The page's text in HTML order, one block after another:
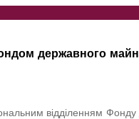
державного
відділенням